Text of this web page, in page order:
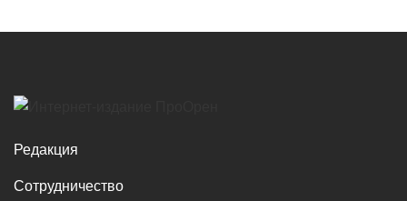
Редакция
Сотрудничество